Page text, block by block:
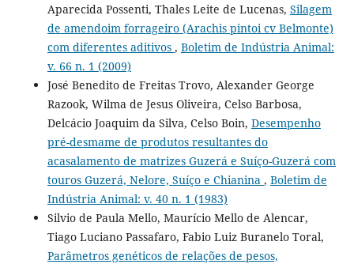
Aparecida Possenti, Thales Leite de Lucenas, Silagem
de amendoim forrageiro (Arachis pintoi cv Belmonte)
com diferentes aditivos , Boletim de Indústria Animal:
v. 66 n. 1 (2009)
José Benedito de Freitas Trovo, Alexander George
Razook, Wilma de Jesus Oliveira, Celso Barbosa,
Delcácio Joaquim da Silva, Celso Boin, Desempenho
pré-desmame de produtos resultantes do
acasalamento de matrizes Guzerá e Suíço-Guzerá com
touros Guzerá, Nelore, Suíço e Chianina , Boletim de
Indústria Animal: v. 40 n. 1 (1983)
Silvio de Paula Mello, Maurício Mello de Alencar,
Tiago Luciano Passafaro, Fabio Luiz Buranelo Toral,
Parâmetros genéticos de relações de pesos,